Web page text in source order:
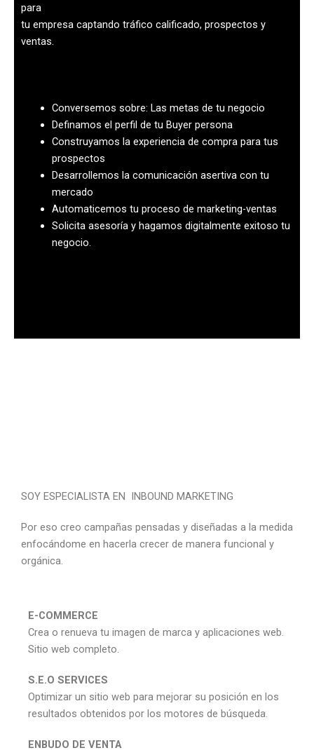
para
tu empresa captando tráfico calificado, prospectos y
ventas.
Conversemos sobre: Las metas de tu negocio
Definamos el perfil de tu Buyer persona
Construyamos la experiencia de compra para tus
prospectos
Desarrollemos la comunicación asertiva con tu
mercado
Automaticemos tu proceso de marketing-ventas
Solicita asesoría y hagamos digitalmente exitoso tu
negocio.
SOY ESPECIALISTA EN INBOUND MARKETING
Por eso creo campañas pensadas y diseñadas a la medida
enfocándome en hacerla crecer de manera funcional y
orgánica.
E-COMMERCE
Crea o renueva tu imagen de marca y aplicaciones web.
Sitio web completo.
S.E.O SERVICES
Optimizar un sitio web para mejorar su posición en los
resultados obtenidos por los motores de búsqueda.
ENBUDO DE VENTA